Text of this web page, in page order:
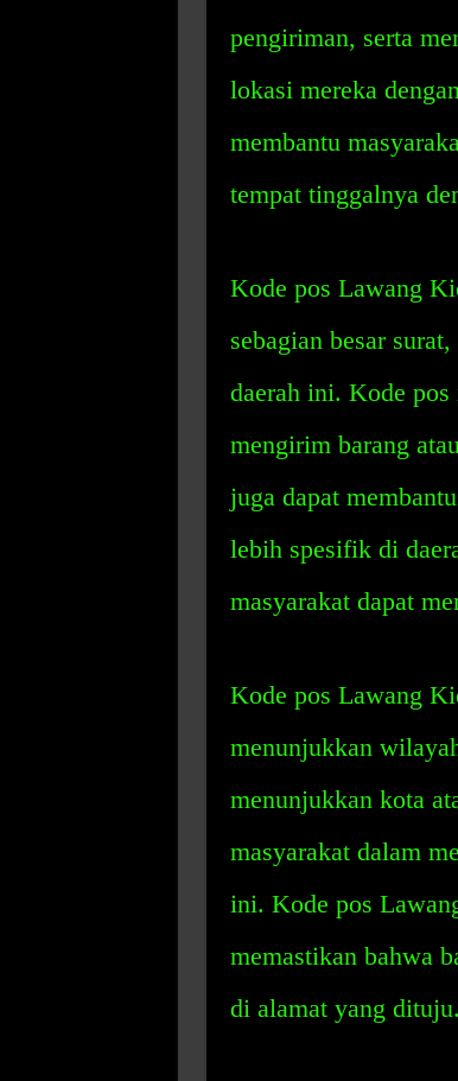
pengiriman, serta
lokasi mereka
membantu
tempat tinggalnya
Kode pos Lawang
sebagian besar
daerah ini. Kode
mengirim barang
juga dapat
lebih spesifik di
masyarakat dapat
Kode pos Lawang
menunjukkan
menunjukkan kota
masyarakat dalam
ini. Kode pos
memastikan bahwa
di alamat yang dituju.